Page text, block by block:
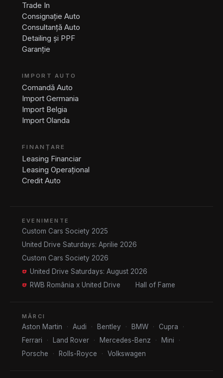
Trade In
Consignație Auto
Consultanță Auto
Detailing și PPF
Garanție
IMPORT AUTO
Comandă Auto
Import Germania
Import Belgia
Import Olanda
FINANȚARE
Leasing Financiar
Leasing Operațional
Credit Auto
EVENIMENTE
Custom Cars Society 2025
United Drive Saturdays: Aprilie 2026
Custom Cars Society 2026
United Drive Saturdays: August 2026
RWB România x United Drive
Hall of Fame
MĂRCI
Aston Martin · Audi · Bentley · BMW · Cupra
·
Ferrari
· Land Rover · Mercedes-Benz · Mini
·
Porsche
· Rolls-Royce · Volkswagen